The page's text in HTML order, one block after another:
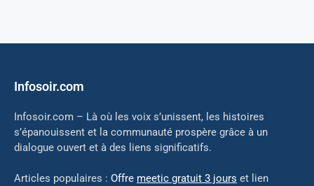
Infosoir.com
Infosoir.com – Là où les voix s’unissent, les histoires
s’épanouissent et la communauté prospère grâce à un
dialogue ouvert et à des liens significatifs.
Articles populaires : Offre meetic gratuit 3 jours et lien